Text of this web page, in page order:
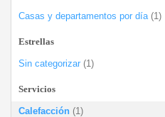
Casas y departamentos por día(1)
Estrellas
Sin categorizar (1)
Servicios
Calefacción (1)